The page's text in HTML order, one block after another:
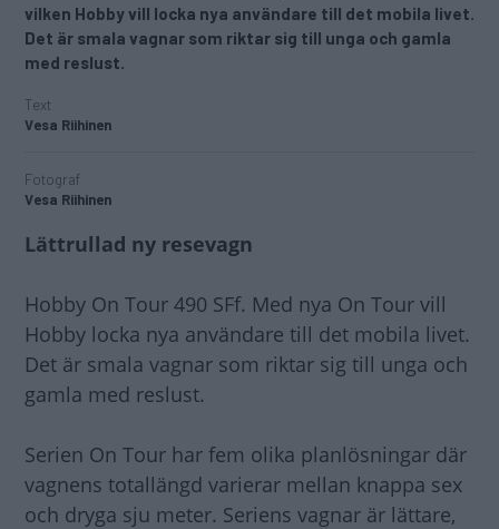
vilken Hobby vill locka nya användare till det mobila livet.
Det är smala vagnar som riktar sig till unga och gamla
med reslust.
Text
Vesa Riihinen
Fotograf
Vesa Riihinen
Lättrullad ny resevagn
Hobby On Tour 490 SFf. Med nya On Tour vill
Hobby locka nya användare till det mobila livet.
Det är smala vagnar som riktar sig till unga och
gamla med reslust.
Serien On Tour har fem olika planlösningar där
vagnens totallängd varierar mellan knappa sex
och dryga sju meter. Seriens vagnar är lättare,